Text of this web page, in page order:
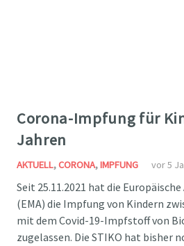
Corona-Impfung für
Jahren
AKTUELL,CORONA,IMPFUNG vor 5
Seit 25.11.2021 hat die
(EMA) die Impfung von Kindern
mit dem Covid-19-Impfstoff von
zugelassen. Die STIKO hat bisher